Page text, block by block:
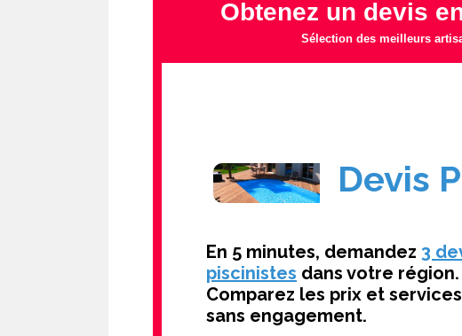
Obtenez un devis
Sélection des meilleurs